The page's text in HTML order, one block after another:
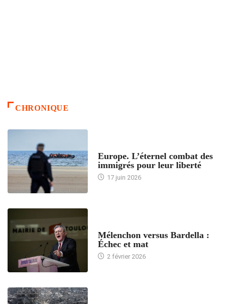
CHRONIQUE
Europe. L’éternel combat des
immigrés pour leur liberté
17 juin 2026
Mélenchon versus Bardella :
Échec et mat
2 février 2026